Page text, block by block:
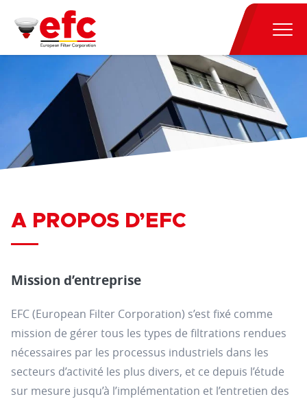
A PROPOS D’EFC
Mission d’entreprise
EFC (European Filter Corporation) s’est fixé comme
mission de gérer tous les types de filtrations rendues
nécessaires par les processus industriels dans les
secteurs d’activité les plus divers, et ce depuis l’étude
sur mesure jusqu’à l’implémentation et l’entretien des